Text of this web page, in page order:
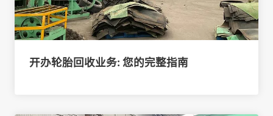
开办轮胎回收业务: 您的完整指南